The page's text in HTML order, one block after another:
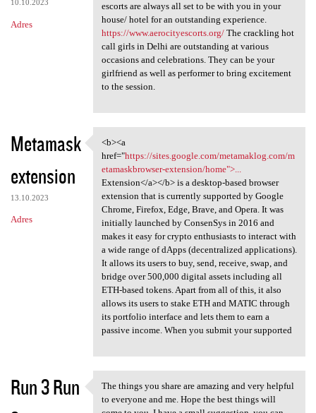
10.10.2023
Adres
escorts are always all set to be with you in your
house/ hotel for an outstanding experience.
https://www.aerocityescorts.org/The crackling hot
call girls in Delhi are outstanding at various
occasions and celebrations. They can be your
girlfriend as well as performer to bring excitement
to the session.
Metamask
extension
13.10.2023
Adres
<b><a href="https://sites
<b><a
href="https://sites.google.com/metamaklog.com/m
etamaskbrowser-extension/home">...
Extension</a></b> is a desktop-based browser
extension that is currently supported by Google
Chrome, Firefox, Edge, Brave, and Opera. It was
initially launched by ConsenSys in 2016 and
makes it easy for crypto enthusiasts to interact with
a wide range of dApps (decentralized applications).
It allows its users to buy, send, receive, swap, and
bridge over 500,000 digital assets including all
ETH-based tokens. Apart from all of this, it also
allows its users to stake ETH and MATIC through
its portfolio interface and lets them to earn a
passive income. When you submit your supported
Run 3 Run
The things you share are
The things you share are amazing and very helpful
to everyone and me. Hope the best things will